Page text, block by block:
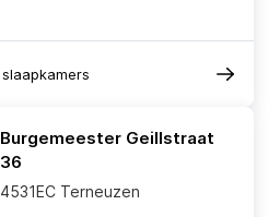
slaapkamers
Burgemeester Geillstraat
36
4531EC Terneuzen